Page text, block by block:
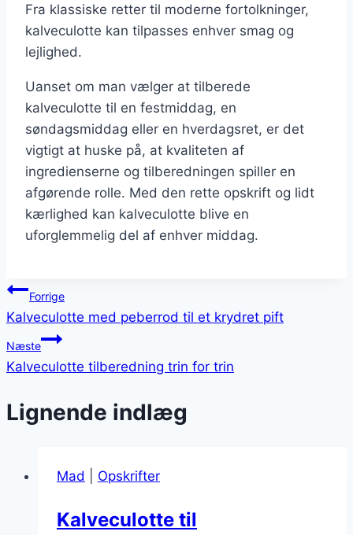
Fra klassiske retter til moderne fortolkninger,
kalveculotte kan tilpasses enhver smag og
lejlighed.
Uanset om man vælger at tilberede
kalveculotte til en festmiddag, en
søndagsmiddag eller en hverdagsret, er det
vigtigt at huske på, at kvaliteten af
ingredienserne og tilberedningen spiller en
afgørende rolle. Med den rette opskrift og lidt
kærlighed kan kalveculotte blive en
uforglemmelig del af enhver middag.
Indlægsnavigation
Forrige
Kalveculotte med peberrod til et krydret pift
Næste
Kalveculotte tilberedning trin for trin
Lignende indlæg
Mad Opskrifter
Kalveculotte til